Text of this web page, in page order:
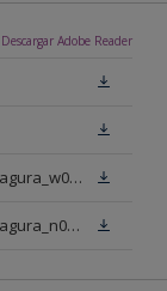
Descargar Adobe Reader
ficha_seguridad_si_es_es_rubbol_bl_magura_w05.pdf
ficha_seguridad_si_es_es_rubbol_bl_magura_n00.pdf